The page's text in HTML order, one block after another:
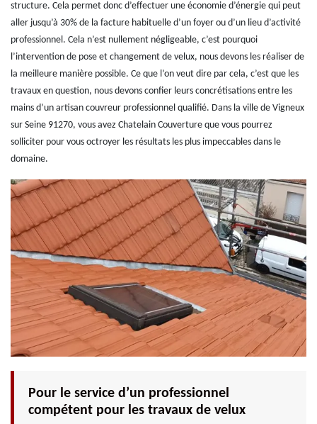
structure. Cela permet donc d’effectuer une économie d’énergie qui peut
aller jusqu’à 30% de la facture habituelle d’un foyer ou d’un lieu d’activité
professionnel. Cela n’est nullement négligeable, c’est pourquoi
l’intervention de pose et changement de velux, nous devons les réaliser de
la meilleure manière possible. Ce que l’on veut dire par cela, c’est que les
travaux en question, nous devons confier leurs concrétisations entre les
mains d’un artisan couvreur professionnel qualifié. Dans la ville de Vigneux
sur Seine 91270, vous avez Chatelain Couverture que vous pourrez
solliciter pour vous octroyer les résultats les plus impeccables dans le
domaine.
Pour le service d’un professionnel
compétent pour les travaux de velux